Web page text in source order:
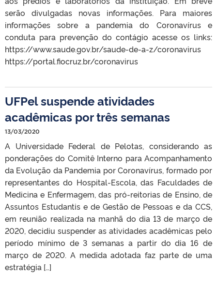
serão divulgadas novas informações. Para maiores
informações sobre a pandemia do Coronavírus e
conduta para prevenção do contágio acesse os links:
https://www.saude.gov.br/saude-de-a-z/coronavirus
https://portal.fiocruz.br/coronavirus
UFPel suspende atividades
acadêmicas por três semanas
13/03/2020
A Universidade Federal de Pelotas, considerando as
ponderações do Comitê Interno para Acompanhamento
da Evolução da Pandemia por Coronavírus, formado por
representantes do Hospital-Escola, das Faculdades de
Medicina e Enfermagem, das pró-reitorias de Ensino, de
Assuntos Estudantis e de Gestão de Pessoas e da CCS,
em reunião realizada na manhã do dia 13 de março de
2020, decidiu suspender as atividades acadêmicas pelo
período mínimo de 3 semanas a partir do dia 16 de
março de 2020. A medida adotada faz parte de uma
estratégia […]